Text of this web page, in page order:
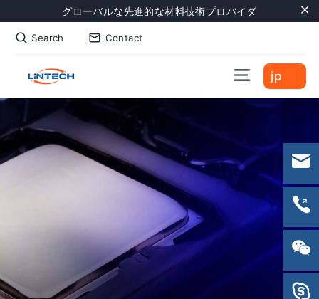
to
content
グローバルな先進的な材料技術プロバイダ
Search Contact
Site
jp